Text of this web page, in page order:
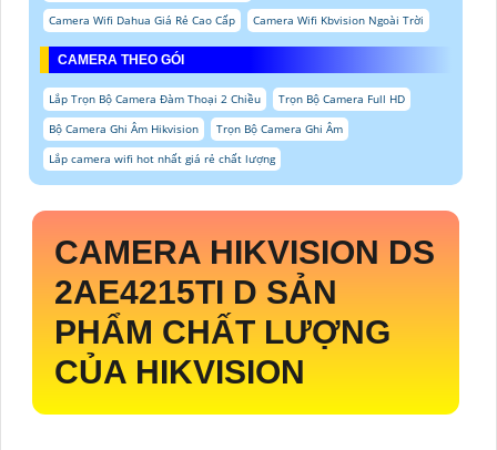
Camera Wifi Dahua Giá Rẻ Cao Cấp
Camera Wifi Kbvision Ngoài Trời
CAMERA THEO GÓI
Lắp Trọn Bộ Camera Đàm Thoại 2 Chiều
Trọn Bộ Camera Full HD
Bộ Camera Ghi Âm Hikvision
Trọn Bộ Camera Ghi Âm
Lắp camera wifi hot nhất giá rẻ chất lượng
CAMERA HIKVISION DS
2AE4215TI D SẢN
PHẨM CHẤT LƯỢNG
CỦA HIKVISION